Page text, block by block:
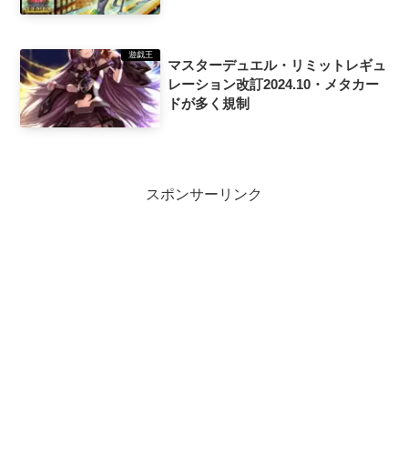
遊戯王
マスターデュエル・リミットレギュ
レーション改訂2024.10・メタカー
ドが多く規制
スポンサーリンク